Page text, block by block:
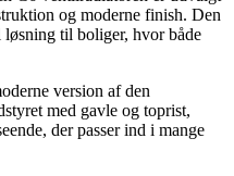
og moderne finish. Den
til boliger, hvor både
version af den
med gavle og toprist,
der passer ind i mange